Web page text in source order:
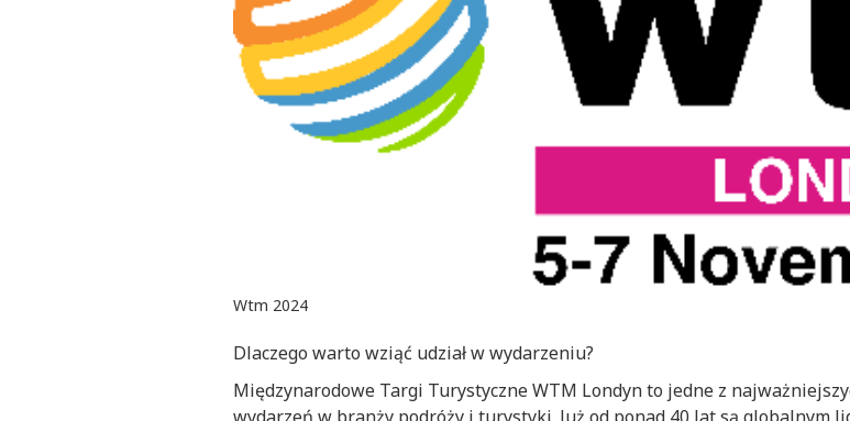
Wtm 2024
Dlaczego warto wziąć udział w wydarzeniu?
Międzynarodowe Targi Turystyczne WTM Londyn to jedne z